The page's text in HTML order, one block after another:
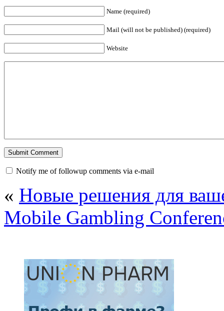
Name (required)
Mail (will not be published) (required)
Website
Notify me of followup comments via e-mail
« Новые решения для
Mobile Gambling